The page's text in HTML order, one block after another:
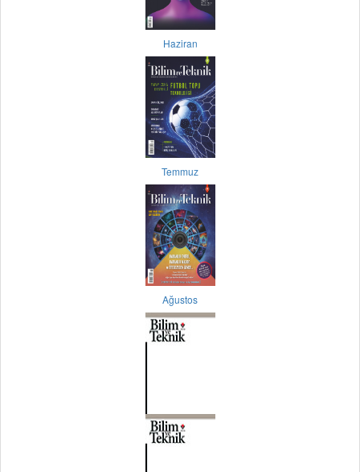
Haziran
Temmuz
Ağustos